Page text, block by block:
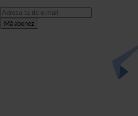
Mă abonez